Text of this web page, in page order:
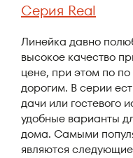
Серия Real
Линейка давно
высокое качество
цене, при этом по
дорогим. В серии
дачи или гостевого
удобные варианты
дома. Самыми
являются